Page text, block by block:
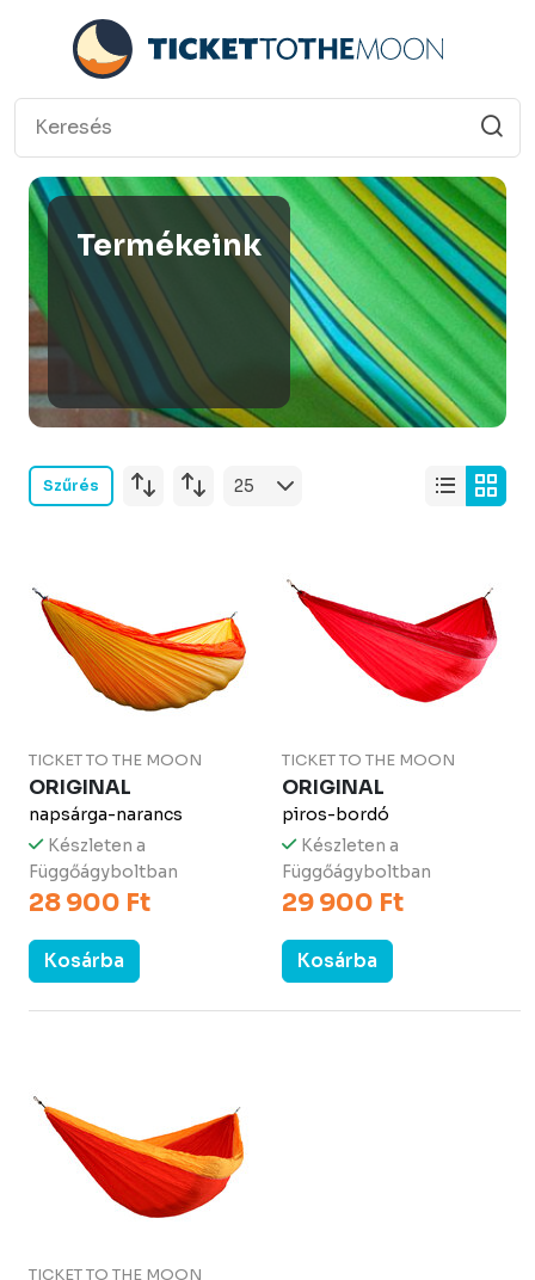
Termékeink
Szűrés
TICKET TO THE MOON
ORIGINAL
napsárga-narancs
Készleten a
Függőágyboltban
28 900 Ft
Kosárba
TICKET TO THE MOON
ORIGINAL
piros-bordó
Készleten a
Függőágyboltban
29 900 Ft
Kosárba
TICKET TO THE MOON